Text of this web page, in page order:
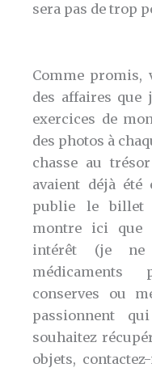
sera pas de trop
Comme promis,
des affaires que
exercices de
des photos à
chasse au
avaient déjà
publie le billet
montre ici que
intérêt (je ne
médicaments
conserves ou
passionnent
souhaitez
objets,